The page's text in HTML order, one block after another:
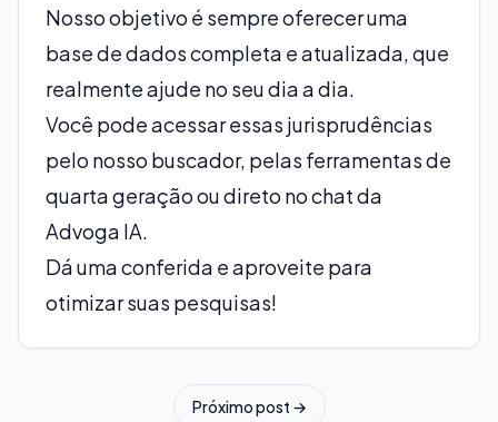
Nosso objetivo é sempre oferecer uma
base de dados completa e atualizada, que
realmente ajude no seu dia a dia.
Você pode acessar essas jurisprudências
pelo nosso buscador, pelas ferramentas de
quarta geração ou direto no chat da
Advoga IA.
Dá uma conferida e aproveite para
otimizar suas pesquisas!
Próximo post →